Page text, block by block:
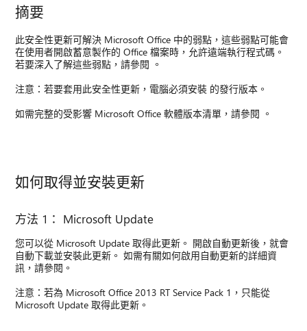
摘要
此安全性更新可解決 Microsoft Office 中的弱點，這些弱點可能會
在使用者開啟蓄意製作的 Office 檔案時，允許遠端執行程式碼。
若要深入了解這些弱點，請參閱 。
注意：若要套用此安全性更新，電腦必須安裝 的發行版本。
如需完整的受影響 Microsoft Office 軟體版本清單，請參閱 。
如何取得並安裝更新
方法 1： Microsoft Update
您可以從 Microsoft Update 取得此更新。 開啟自動更新後，就會
自動下載並安裝此更新。 如需有關如何啟用自動更新的詳細資
訊，請參閱。
注意：若為 Microsoft Office 2013 RT Service Pack 1，只能從
Microsoft Update 取得此更新。